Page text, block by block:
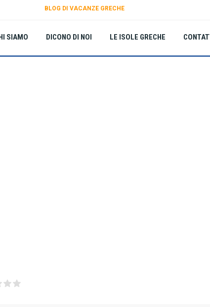
BLOG DI VACANZE GRECHE
SIAMO DICONO DI NOI LE ISOLE GRECHE